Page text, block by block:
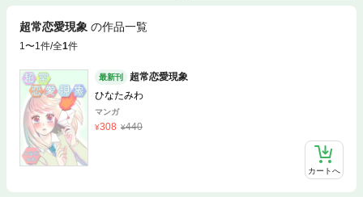
超常恋愛現象 の作品一覧
1〜1件/全1件
最新刊
超常恋愛現象
ひなたみわ
マンガ
308 440
カートへ